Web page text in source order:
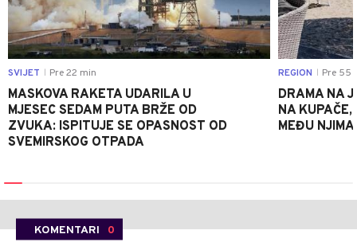
SVIJET Pre 22 min
MASKOVA RAKETA UDARILA U
MJESEC SEDAM PUTA BRŽE OD
ZVUKA: ISPITUJE SE OPASNOST OD
SVEMIRSKOG OTPADA
REGION Pre 55
DRAMA NA
NA
MEĐU NJIMA
KOMENTARI 0